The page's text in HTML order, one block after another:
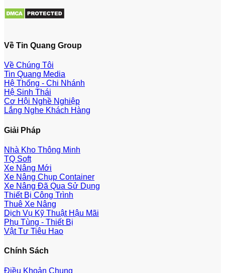
Về Tin Quang Group
Về Chúng Tôi
Tin Quang Media
Hệ Thống - Chi Nhánh
Hệ Sinh Thái
Cơ Hội Nghề Nghiệp
Lắng Nghe Khách Hàng
Giải Pháp
Nhà Kho Thông Minh
TQ Soft
Xe Nâng Mới
Xe Nâng Chụp Container
Xe Nâng Đã Qua Sử Dụng
Thiết Bị Công Trình
Thuê Xe Nâng
Dịch Vụ Kỹ Thuật Hậu Mãi
Phụ Tùng - Thiết Bị
Vật Tư Tiêu Hao
Chính Sách
Điều Khoản Chung